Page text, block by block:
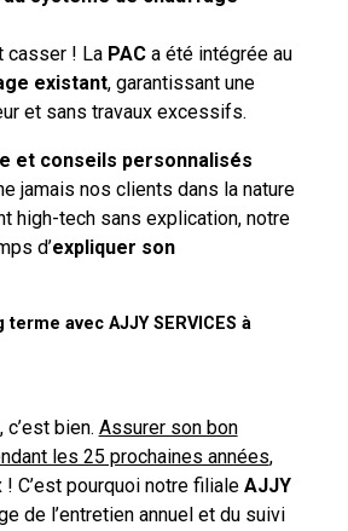
casser ! La PACa été intégrée au
existant, garantissant une
et sans travaux excessifs.
et conseils personnalisés
jamais nos clients dans la nature
high-tech sans explication, notre
d’expliquer son
avec AJJY SERVICES à
, c’est bien. Assurer son bon
les 25 prochaines années,
! C’est pourquoi notre filialeAJJY
de l’entretien annuel et du suivi